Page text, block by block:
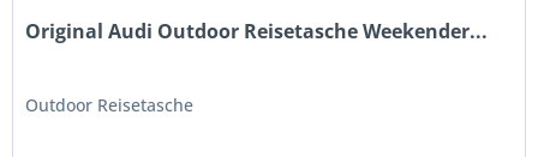
Original Audi Outdoor Reisetasche Weekender...
Outdoor Reisetasche